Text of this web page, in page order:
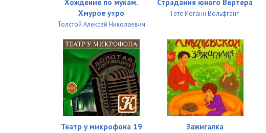
Хождение по мукам.
Хмурое утро
Толстой Алексей Николаевич
Страдания юного Вертера
Гёте Иоганн Вольфганг
Театр у микрофона 19 Зажигалка